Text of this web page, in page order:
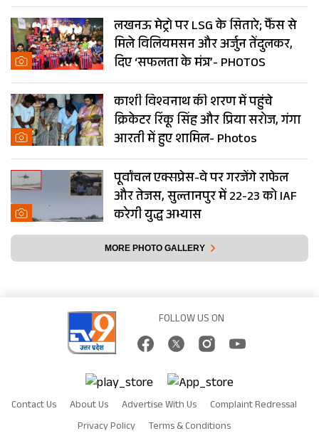
लखनऊ मेट्रो पर LSG के सितारे; फैंस से
मिले विलियमसन और अर्जुन तेंदुलकर,
दिए ‘सफलता के मंत्र’- PHOTOS
काशी विश्वनाथ की शरण में पहुंचे
क्रिकेटर रिंकू सिंह और प्रिया सरोज, गंगा
आरती में हुए शामिल- Photos
पूर्वांचल एक्सप्रेस-वे पर गरजेंगे राफेल
और तेजस, सुल्तानपुर में 22-23 को IAF
करेगी युद्ध अभ्यास
MORE PHOTO GALLERY
FOLLOW US ON
Contact Us About Us Advertise With Us
Complaint Redressal
Privacy Policy
Terms & Conditions